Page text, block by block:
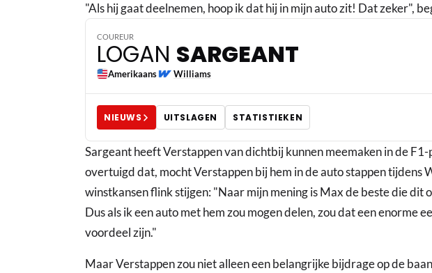
"Als hij gaat deelnemen, hoop ik dat hij in mijn auto zit! Dat zeker",
COUREUR
LOGAN SARGEANT
Amerikaans Williams
NIEUWS UITSLAGEN STATISTIEKEN
Sargeant heeft Verstappen van dichtbij kunnen meemaken in de
overtuigd dat, mocht Verstappen bij hem in de auto stappen tijdens
winstkansen flink stijgen: "Naar mijn mening is Max de beste die dit
Dus als ik een auto met hem zou mogen delen, zou dat een enorme
voordeel zijn."
Maar Verstappen zou niet alleen een belangrijke bijdrage op de